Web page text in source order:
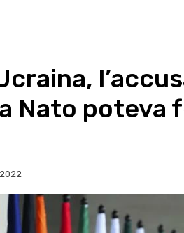
Nato poteva